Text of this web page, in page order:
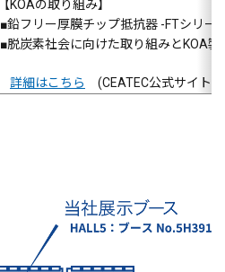
【KOAの取り組み】
■鉛フリー厚膜チップ抵抗器 -FTシリー
■脱炭素社会に向けた取り組みとKOA製
詳細はこちら (CEATEC公式サイト